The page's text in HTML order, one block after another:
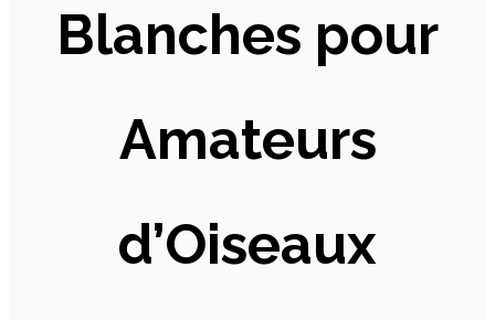
Blanches pour
Amateurs
d’Oiseaux